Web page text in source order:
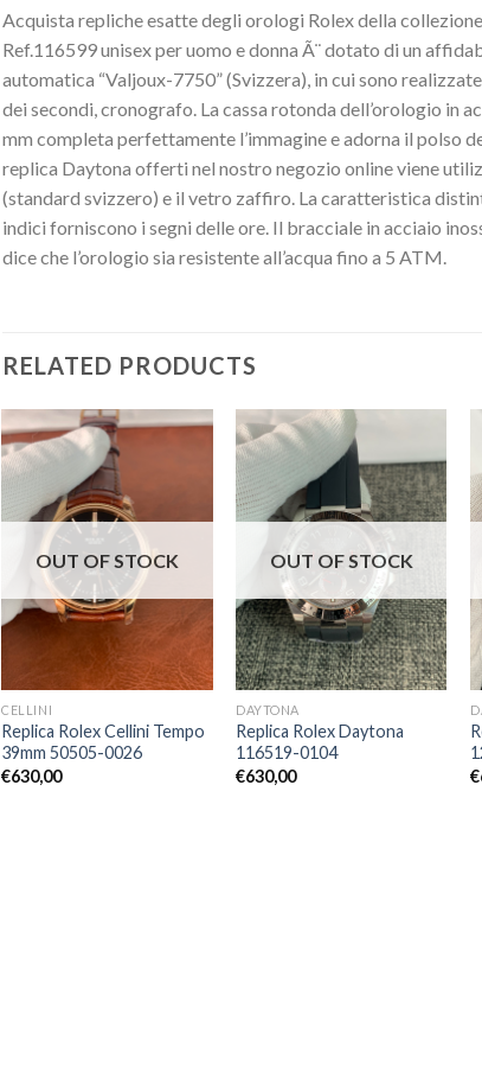
Acquista repliche esatte degli orologi Rolex della
Ref.116599 unisex per uomo e donna Ã¨ dotato di un
automatica “Valjoux-7750” (Svizzera), in cui sono
dei secondi, cronografo. La cassa rotonda dell’orologio in
mm completa perfettamente l’immagine e adorna il polso
replica Daytona offerti nel nostro negozio online viene
(standard svizzero) e il vetro zaffiro. La caratteristica
indici forniscono i segni delle ore. Il bracciale in acciaio
dice che l’orologio sia resistente all’acqua fino a 5 ATM.
RELATED PRODUCTS
OUT OF STOCK
CELLINI
Replica Rolex Cellini Tempo
39mm 50505-0026
€630,00
OUT OF STOCK
DAYTONA
Replica Rolex Daytona
116519-0104
€630,00
€